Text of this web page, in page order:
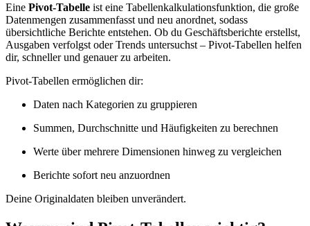
Eine Pivot-Tabelle ist eine Tabellenkalkulationsfunktion, die große
Datenmengen zusammenfasst und neu anordnet, sodass
übersichtliche Berichte entstehen. Ob du Geschäftsberichte erstellst,
Ausgaben verfolgst oder Trends untersuchst – Pivot-Tabellen helfen
dir, schneller und genauer zu arbeiten.
Pivot-Tabellen ermöglichen dir:
Daten nach Kategorien zu gruppieren
Summen, Durchschnitte und Häufigkeiten zu berechnen
Werte über mehrere Dimensionen hinweg zu vergleichen
Berichte sofort neu anzuordnen
Deine Originaldaten bleiben unverändert.